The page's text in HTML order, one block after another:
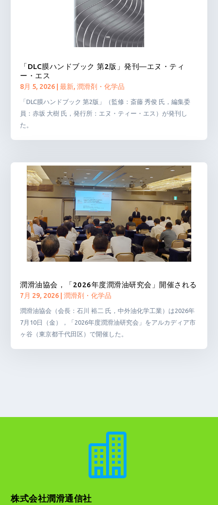
「DLC膜ハンドブック 第2版」発刊―エヌ・ティ
ー・エス
8月 5, 2026 |最新,潤滑剤・化学品
「DLC膜ハンドブック 第2版」（監修：斎藤 秀俊 氏，編集委
員：赤坂 大樹 氏，発行所：エヌ・ティー・エス）が発刊し
た。
潤滑油協会，「2026年度潤滑油研究会」開催される
7月 29, 2026 |潤滑剤・化学品
潤滑油協会（会長：石川 裕二 氏，中外油化学工業）は2026年
7月10日（金），「2026年度潤滑油研究会」をアルカディア市
ヶ谷（東京都千代田区）で開催した。

株式会社潤滑通信社